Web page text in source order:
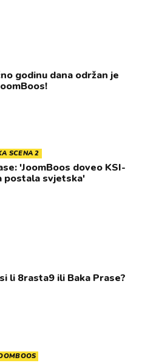
godinu dana održan je
SCENA 2
'JoomBoos doveo KSI-
postala svjetska'
li 8rasta9 ili Baka Prase?